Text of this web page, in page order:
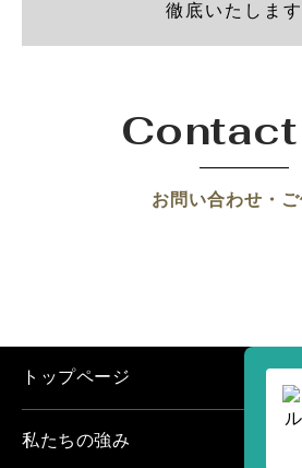
徹底いたします
お問い合わせ・
トップページ
私たちの強み